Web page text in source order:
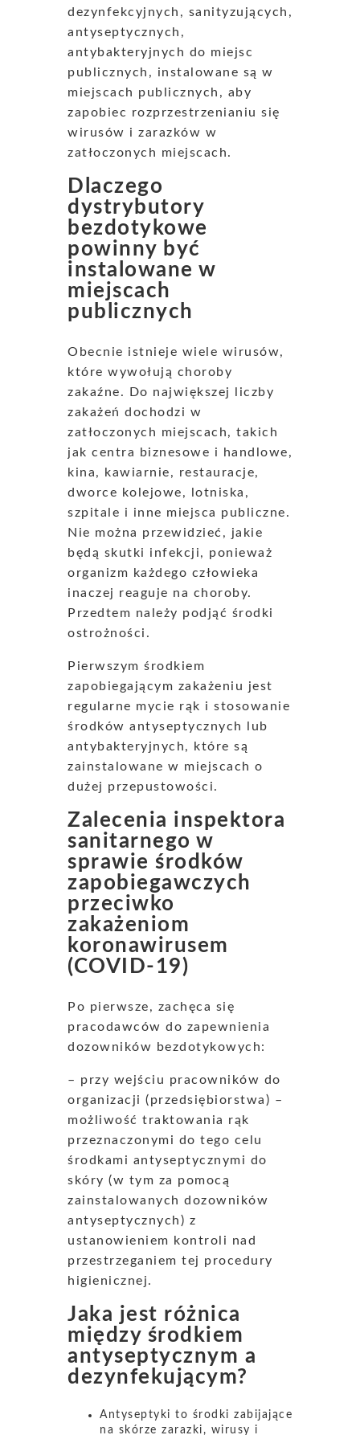
dezynfekcyjnych, sanityzujących,
antyseptycznych,
antybakteryjnych do miejsc
publicznych, instalowane są w
miejscach publicznych, aby
zapobiec rozprzestrzenianiu się
wirusów i zarazków w
zatłoczonych miejscach.
Dlaczego
dystrybutory
bezdotykowe
powinny być
instalowane w
miejscach
publicznych
Obecnie istnieje wiele wirusów,
które wywołują choroby
zakaźne. Do największej liczby
zakażeń dochodzi w
zatłoczonych miejscach, takich
jak centra biznesowe i handlowe,
kina, kawiarnie, restauracje,
dworce kolejowe, lotniska,
szpitale i inne miejsca publiczne.
Nie można przewidzieć, jakie
będą skutki infekcji, ponieważ
organizm każdego człowieka
inaczej reaguje na choroby.
Przedtem należy podjąć środki
ostrożności.
Pierwszym środkiem
zapobiegającym zakażeniu jest
regularne mycie rąk i stosowanie
środków antyseptycznych lub
antybakteryjnych, które są
zainstalowane w miejscach o
dużej przepustowości.
Zalecenia inspektora
sanitarnego w
sprawie środków
zapobiegawczych
przeciwko
zakażeniom
koronawirusem
(COVID-19)
Po pierwsze, zachęca się
pracodawców do zapewnienia
dozowników bezdotykowych:
– przy wejściu pracowników do
organizacji (przedsiębiorstwa) –
możliwość traktowania rąk
przeznaczonymi do tego celu
środkami antyseptycznymi do
skóry (w tym za pomocą
zainstalowanych dozowników
antyseptycznych) z
ustanowieniem kontroli nad
przestrzeganiem tej procedury
higienicznej.
Jaka jest różnica
między środkiem
antyseptycznym a
dezynfekującym?
Antyseptyki to środki zabijające
na skórze zarazki, wirusy i